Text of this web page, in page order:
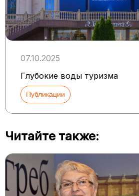
07.10.2025
Глубокие воды туризма
Публикации
Читайте также: